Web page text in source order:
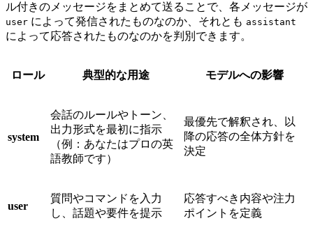
ル付きのメッセージをまとめて送ることで、各メッセージが
user によって発信されたものなのか、それとも assistant
によって応答されたものなのかを判別できます。
ロール 典型的な用途 モデルへの影響
system
会話のルールやトーン、
出力形式を最初に指示
（例：あなたはプロの英
語教師です）
最優先で解釈され、以
降の応答の全体方針を
決定
user
質問やコマンドを入力
し、話題や要件を提示
応答すべき内容や注力
ポイントを定義